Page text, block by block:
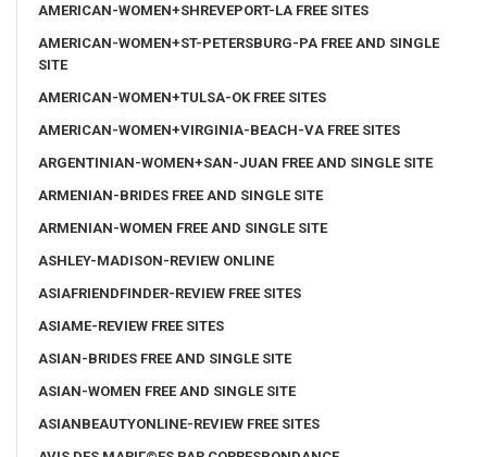
AMERICAN-WOMEN+SHREVEPORT-LA FREE SITES
AMERICAN-WOMEN+ST-PETERSBURG-PA FREE AND SINGLE
SITE
AMERICAN-WOMEN+TULSA-OK FREE SITES
AMERICAN-WOMEN+VIRGINIA-BEACH-VA FREE SITES
ARGENTINIAN-WOMEN+SAN-JUAN FREE AND SINGLE SITE
ARMENIAN-BRIDES FREE AND SINGLE SITE
ARMENIAN-WOMEN FREE AND SINGLE SITE
ASHLEY-MADISON-REVIEW ONLINE
ASIAFRIENDFINDER-REVIEW FREE SITES
ASIAME-REVIEW FREE SITES
ASIAN-BRIDES FREE AND SINGLE SITE
ASIAN-WOMEN FREE AND SINGLE SITE
ASIANBEAUTYONLINE-REVIEW FREE SITES